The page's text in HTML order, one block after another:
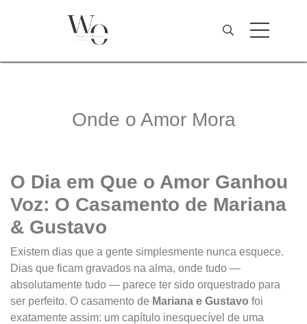
Onde o Amor Mora
O Dia em Que o Amor Ganhou
Voz: O Casamento de Mariana
& Gustavo
Existem dias que a gente simplesmente nunca esquece.
Dias que ficam gravados na alma, onde tudo —
absolutamente tudo — parece ter sido orquestrado para
ser perfeito. O casamento de Mariana e Gustavo foi
exatamente assim: um capítulo inesquecível de uma